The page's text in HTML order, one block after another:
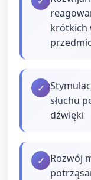
krótkich
✓
słuchu
dźwięki
✓ Rozwój